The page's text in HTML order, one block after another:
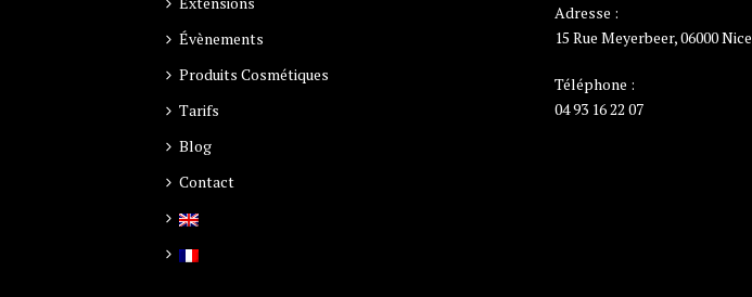
Évènements
Produits Cosmétiques
Tarifs
Blog
Contact
Adresse :
15 Rue Meyerbeer, 06000 Nice
Téléphone :
04 93 16 22 07